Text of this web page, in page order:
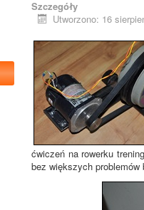
Szczegóły
Utworzono: 16
ćwiczeń na rowerku
bez większych problemów